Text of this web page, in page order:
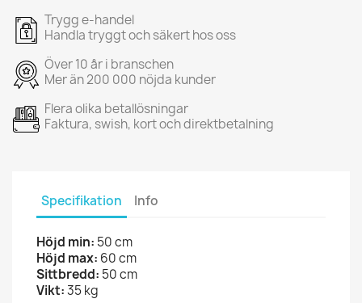
Trygg e-handel
Handla tryggt och säkert hos oss
Över 10 år i branschen
Mer än 200 000 nöjda kunder
Flera olika betallösningar
Faktura, swish, kort och direktbetalning
Specifikation Info
Höjd min: 50 cm
Höjd max: 60 cm
Sittbredd: 50 cm
Vikt:35 kg